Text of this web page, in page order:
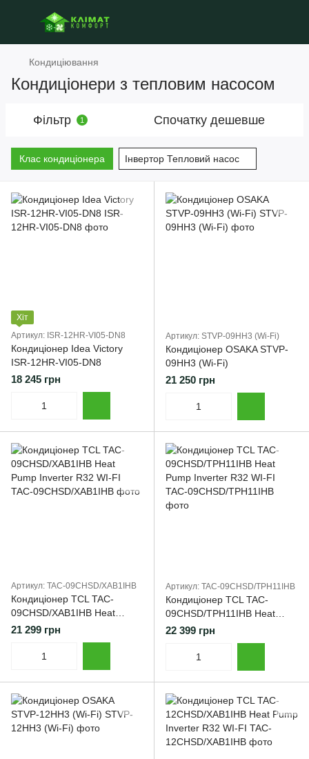
Кондиціювання
Кондиціонери з тепловим насосом
Фільтр 1 Спочатку дешевше
Клас кондиціонера Інвертор Тепловий насос
Хіт
Артикул: ISR-12HR-VI05-DN8
Кондиціонер Idea Victory
ISR-12HR-VI05-DN8
18 245 грн
Артикул: STVP-09HH3 (Wi-Fi)
Кондиціонер OSAKA STVP-
09HH3 (Wi-Fi)
21 250 грн
Артикул: TAC-09CHSD/XAB1IHB
Кондиціонер TCL TAC-
09CHSD/XAB1IHB Heat
Pump Inverter R32 WI-FI
21 299 грн
Артикул: TAC-09CHSD/TPH11IHB
Кондиціонер TCL TAC-
09CHSD/TPH11IHB Heat
Pump Inverter R32 WI-FI
22 399 грн